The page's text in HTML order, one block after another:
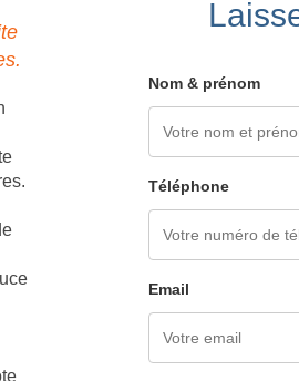
Nom & prénom
Téléphone
Email